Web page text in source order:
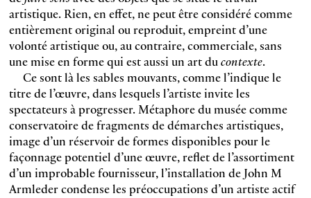
artistique. Rien, en effet, ne peut être considéré comme
entièrement original ou reproduit, empreint d’une
volonté artistique ou, au contraire, commerciale, sans
une mise en forme qui est aussi un art ducontexte.
Ce sont là les sables mouvants, comme l’indique le
titre de l’œuvre, dans lesquels l’artiste invite les
spectateurs à progresser. Métaphore du musée comme
conservatoire de fragments de démarches artistiques,
image d’un réservoir de formes disponibles pour le
façonnage potentiel d’une œuvre, reflet de l’assortiment
d’un improbable fournisseur, l’installation de John M
Armleder condense les préoccupations d’un artiste actif